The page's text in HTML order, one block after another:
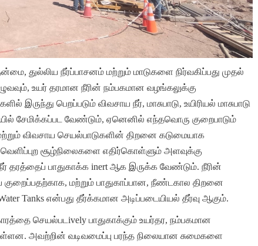
துல்லிய நீர்ப்பாசனம் மற்றும் மாடுகளை நிர்வகிப்பது முதல்
உயர் தரமான நீரின் நம்பகமான வழங்கலுக்கு
இருந்து பெறப்படும் விவசாய நீர், மாசுபாடு, உயிரியல் மாசுபாடு
சேமிக்கப்பட வேண்டும், ஏனெனில் எந்தவொரு குறைபாடும்
விவசாய செயல்பாடுகளின் திறனை கடுமையாக
சூழ்நிலைகளை எதிர்கொள்ளும் அளவுக்கு
தரத்தைப் பாதுகாக்க inert ஆக இருக்க வேண்டும். நீரின்
மற்றும் பாதுகாப்பான, நீண்டகால திறனை
Tanks என்பது தீர்க்கமான அடிப்படையியல் தீர்வு ஆகும்.
செயல்படively பாதுகாக்கும் உயர்தர, நம்பகமான
அவற்றின் வடிவமைப்பு பரந்த நிலையான சுமைகளை